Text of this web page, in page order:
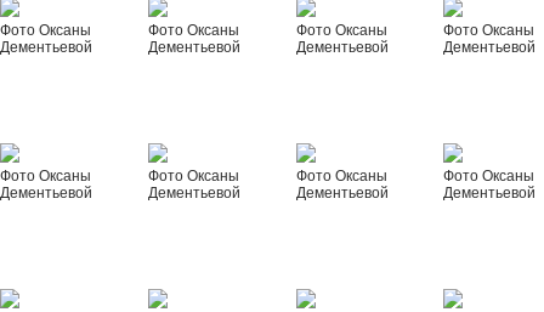
Фото Оксаны
Дементьевой
Фото Оксаны
Дементьевой
Фото Оксаны
Дементьевой
Фото Оксаны
Дементьевой
Фото Оксаны
Дементьевой
Фото Оксаны
Дементьевой
Фото Оксаны
Дементьевой
Фото Оксаны
Дементьевой